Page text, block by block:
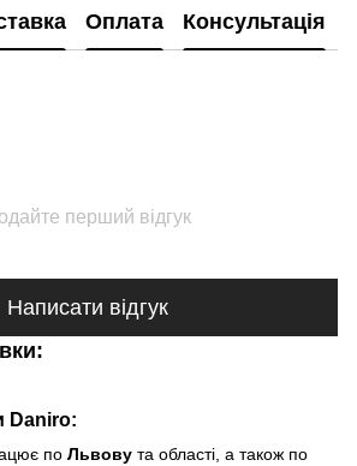
Оплата Консультація
перший відгук
Написати відгук
Daniro:
по Львову та області, а також по